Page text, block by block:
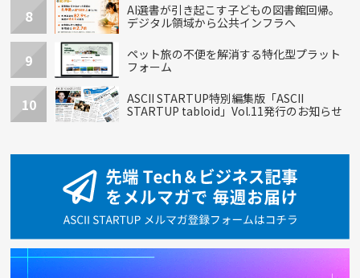
8
AI選書が引き起こす子どもの図書館回帰。
デジタル領域から公共インフラへ
9
ペット旅の不便を解消する特化型プラット
フォーム
10
ASCII STARTUP特別編集版「ASCII
STARTUP tabloid」Vol.11発行のお知らせ